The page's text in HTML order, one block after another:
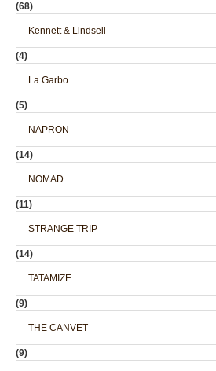
(68)
Kennett & Lindsell
(4)
La Garbo
(5)
NAPRON
(14)
NOMAD
(11)
STRANGE TRIP
(14)
TATAMIZE
(9)
THE CANVET
(9)